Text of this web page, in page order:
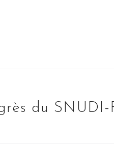
du SNUDI-